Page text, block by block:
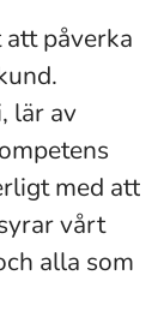
påverka
lär av
med att
vårt
alla som